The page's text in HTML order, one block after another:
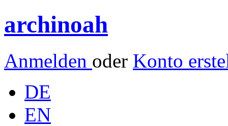
archinoah
Anmelden oder Konto
DE
EN